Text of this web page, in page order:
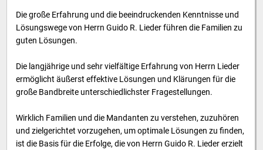
Die große Erfahrung und die beeindruckenden Kenntnisse und
Lösungswege von Herrn Guido R. Lieder führen die Familien zu
guten Lösungen.
Die langjährige und sehr vielfältige Erfahrung von Herrn Lieder
ermöglicht äußerst effektive Lösungen und Klärungen für die
große Bandbreite unterschiedlichster Fragestellungen.
Wirklich Familien und die Mandanten zu verstehen, zuzuhören
und zielgerichtet vorzugehen, um optimale Lösungen zu finden,
ist die Basis für die Erfolge, die von Herrn Guido R. Lieder erzielt